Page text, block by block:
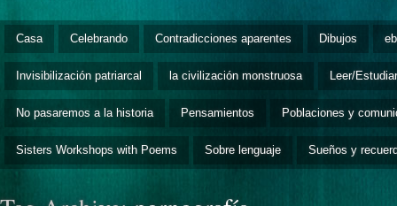
Casa Celebrando Contradicciones aparentes Dibujos
Invisibilización patriarcal la civilización monstruosa Leer/Estudiar
No pasaremos a la historia Pensamientos Poblaciones y
Sisters Workshops with Poems Sobre lenguaje Sueños y